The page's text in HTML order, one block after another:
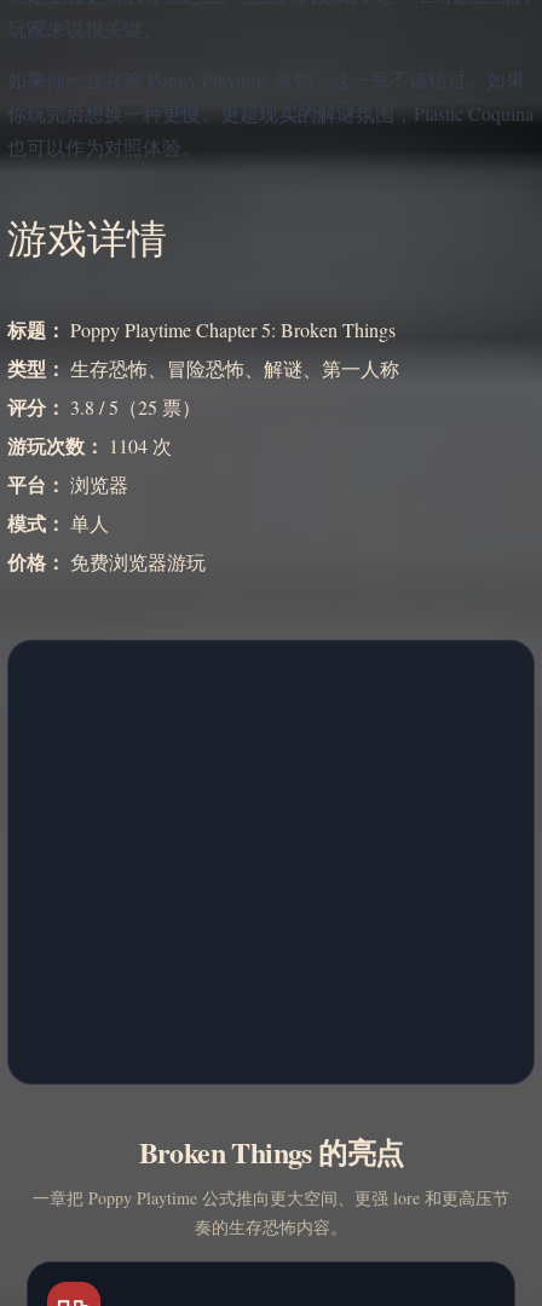
玩家来说很关键。
如果你一直在追 Poppy Playtime 系列，这一章不该错过。如果
你玩完后想换一种更慢、更超现实的解谜氛围，Plastic Coquina
也可以作为对照体验。
游戏详情
标题： Poppy Playtime Chapter 5: Broken Things
类型： 生存恐怖、冒险恐怖、解谜、第一人称
评分： 3.8 / 5（25 票）
游玩次数： 1104 次
平台： 浏览器
模式： 单人
价格： 免费浏览器游玩
Broken Things 的亮点
一章把 Poppy Playtime 公式推向更大空间、更强 lore 和更高压节
奏的生存恐怖内容。